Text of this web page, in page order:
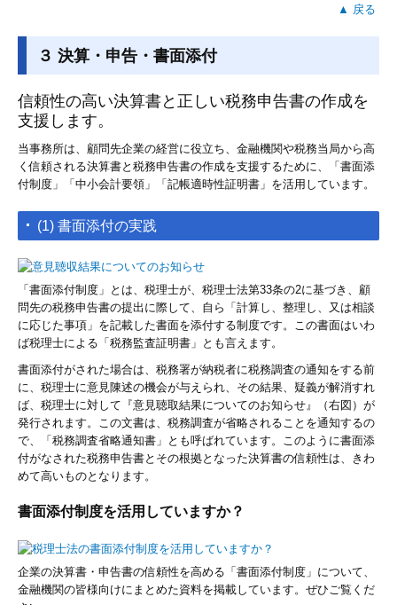
▲ 戻る
３ 決算・申告・書面添付
信頼性の高い決算書と正しい税務申告書の作成を
支援します。
当事務所は、顧問先企業の経営に役立ち、金融機関や税務当局から高
く信頼される決算書と税務申告書の作成を支援するために、「書面添
付制度」「中小会計要領」「記帳適時性証明書」を活用しています。
(1) 書面添付の実践
「書面添付制度」とは、税理士が、税理士法第33条の2に基づき、顧
問先の税務申告書の提出に際して、自ら「計算し、整理し、又は相談
に応じた事項」を記載した書面を添付する制度です。この書面はいわ
ば税理士による「税務監査証明書」とも言えます。
書面添付がされた場合は、税務署が納税者に税務調査の通知をする前
に、税理士に意見陳述の機会が与えられ、その結果、疑義が解消すれ
ば、税理士に対して『意見聴取結果についてのお知らせ』（右図）が
発行されます。この文書は、税務調査が省略されることを通知するの
で、「税務調査省略通知書」とも呼ばれています。このように書面添
付がなされた税務申告書とその根拠となった決算書の信頼性は、きわ
めて高いものとなります。
書面添付制度を活用していますか？
企業の決算書・申告書の信頼性を高める「書面添付制度」について、
金融機関の皆様向けにまとめた資料を掲載しています。ぜひご覧くだ